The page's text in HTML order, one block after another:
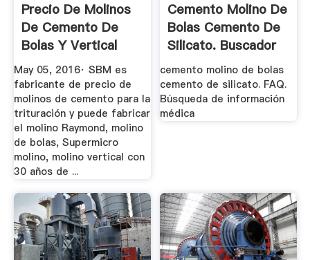
Precio De Molinos
De Cemento De
Bolas Y Vertical
YouTube
May 05, 2016· SBM es
fabricante de precio de
molinos de cemento para la
trituración y puede fabricar
el molino Raymond, molino
de bolas, Supermicro
molino, molino vertical con
30 años de ...
Cemento Molino De
Bolas Cemento De
Silicato. Buscador
...
cemento molino de bolas
cemento de silicato. FAQ.
Búsqueda de información
médica